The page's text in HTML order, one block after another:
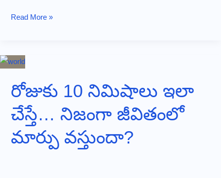
ఆరోగ్యం
=
నిజమైన
అభివృద్ధి
Read More »
రోజుకు 10 నిమిషాలు ఇలా
చేస్తే… నిజంగా జీవితంలో
మార్పు వస్తుందా?